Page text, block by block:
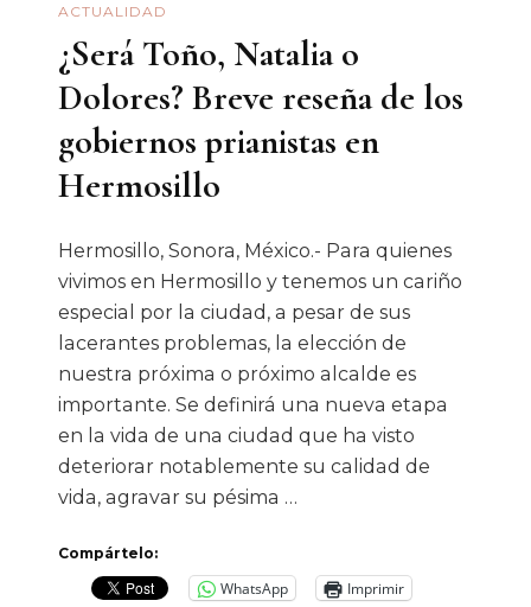
ACTUALIDAD
¿Será Toño, Natalia o
Dolores? Breve reseña de los
gobiernos prianistas en
Hermosillo
Hermosillo, Sonora, México.- Para quienes
vivimos en Hermosillo y tenemos un cariño
especial por la ciudad, a pesar de sus
lacerantes problemas, la elección de
nuestra próxima o próximo alcalde es
importante. Se definirá una nueva etapa
en la vida de una ciudad que ha visto
deteriorar notablemente su calidad de
vida, agravar su pésima …
Compártelo:
WhatsApp
Imprimir